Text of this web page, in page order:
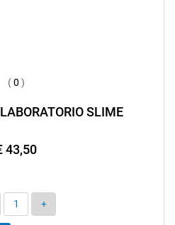
(0 )
SLIME
43,50
Quantità